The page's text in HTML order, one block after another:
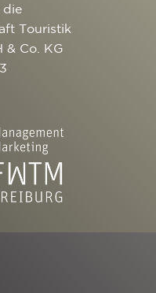
die
Touristik
& Co. KG